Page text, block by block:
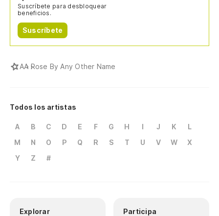
Suscríbete para desbloquear
beneficios.
Suscríbete
AA Rose By Any Other Name
Todos los artistas
A B C D E F G H I J K
L
M
N O P Q R S T U V W
X
Y
Z #
Explorar Participa